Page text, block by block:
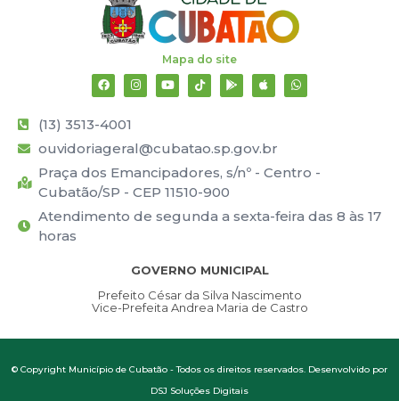
Mapa do site
(13) 3513-4001
ouvidoriageral@cubatao.sp.gov.br
Praça dos Emancipadores, s/nº - Centro -
Cubatão/SP - CEP 11510-900
Atendimento de segunda a sexta-feira das 8 às 17
horas
GOVERNO MUNICIPAL
Prefeito César da Silva Nascimento
Vice-Prefeita Andrea Maria de Castro
© Copyright Município de Cubatão - Todos os direitos reservados. Desenvolvido por
DSJ Soluções Digitais